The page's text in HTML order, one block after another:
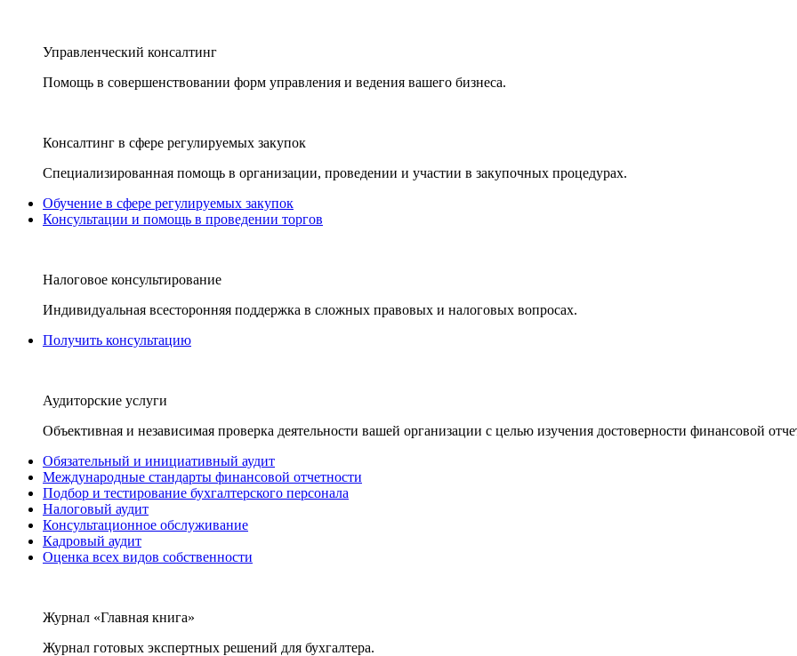
Управленческий консалтинг
Помощь в совершенствовании форм управления и ведения вашего бизнеса.
Консалтинг в сфере регулируемых закупок
Специализированная помощь в организации, проведении и участии в закупочных процедурах.
Обучение в сфере регулируемых закупок
Консультации и помощь в проведении торгов
Налоговое консультирование
Индивидуальная всесторонняя поддержка в сложных правовых и налоговых вопросах.
Получить консультацию
Аудиторские услуги
Объективная и независимая проверка деятельности вашей организации с целью изучения достоверности финансовой
Обязательный и инициативный аудит
Международные стандарты финансовой отчетности
Подбор и тестирование бухгалтерского персонала
Налоговый аудит
Консультационное обслуживание
Кадровый аудит
Оценка всех видов собственности
Журнал «Главная книга»
Журнал готовых экспертных решений для бухгалтера.